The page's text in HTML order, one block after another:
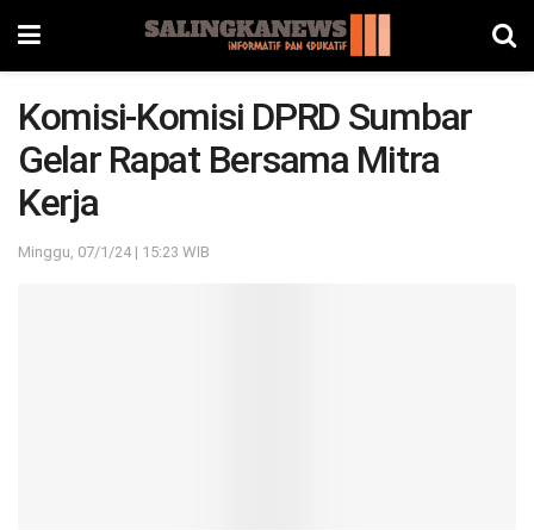
Komisi-Komisi DPRD Sumbar
Gelar Rapat Bersama Mitra
Kerja
Minggu, 07/1/24 | 15:23 WIB